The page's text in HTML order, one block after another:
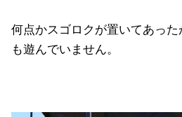
何点かスゴロクが置いてあっ
も遊んでいません。